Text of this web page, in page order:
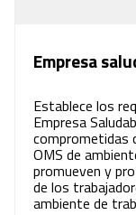
Empresa
Establece los
Empresa
comprometidas
OMS de
promueven y
de los
ambiente de